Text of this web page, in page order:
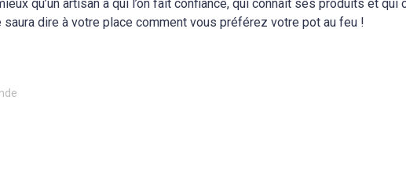
qu’un artisan à qui l’on fait confiance, qui connait ses produits et qui
saura dire à votre place comment vous préférez votre pot au feu !